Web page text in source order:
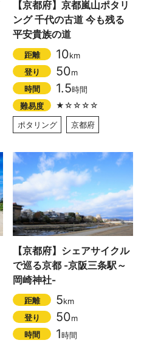
【京都府】京都嵐山ポタリ
ング 千代の古道 今も残る
平安貴族の道
距離 10km
登り
50m
時間
1.5時間
難易度
★☆☆☆☆
ポタリング
京都府
【京都府】シェアサイクル
で巡る京都 -京阪三条駅～
岡崎神社-
距離 5km
登り
50m
時間
1時間